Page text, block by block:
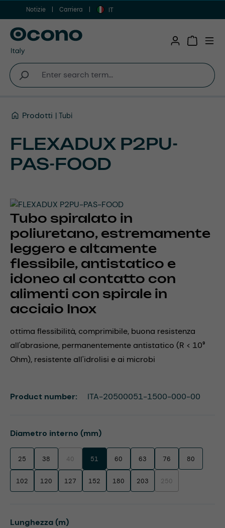
Vai al contenuto principale
Notizie Carriera IT
Prodotti Tubi
FLEXADUX P2PU-
PAS-FOOD
Tubo spiralato in
poliuretano, estremamente
leggero e altamente
flessibile, antistatico e
idoneo al contatto con
alimenti con spirale in
acciaio Inox
ottima flessibilità, comprimibile, buona resistenza
all'abrasione, permanentemente antistatico (R < 10⁹
Ohm), resistente all'idrolisi e ai microbi
Select
Diametro interno (mm)
25 38 40(This option is currently unavailable.)
51 60 63 76 80
102 120 127 152 180 203 250(This option is
Select
Lunghezza (m)
Product number: ITA-20500051-1500-000-00